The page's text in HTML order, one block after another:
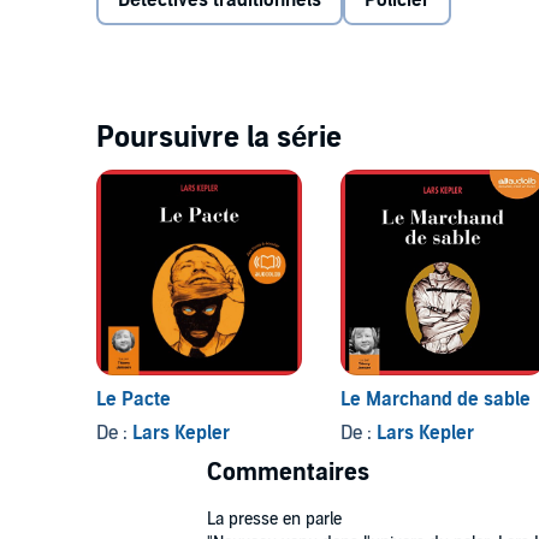
double jeu entre une parole manipulatrice et
Né en 1972 et diplômé de l'IAD Théâtre en 1995,
scène. Formé au clown et à la commedia dell'arte,
Dragone.©2011 Audiolib (P)2011 Audiolib
Poursuivre la série
Le Pacte
De : Lars Kepler
Le Marchand de sable
De : Lars Kepler
Commentaires
La presse en parle